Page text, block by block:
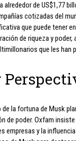
alrededor de US$1,77
cotizadas del
que puede tener
de riqueza y
que les han
de la fortuna de Musk
de poder. Oxfam
empresas y la